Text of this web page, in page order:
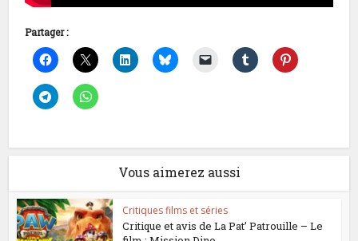
Partager :
Vous aimerez aussi
Critiques films et séries
Critique et avis de La Pat’ Patrouille – Le